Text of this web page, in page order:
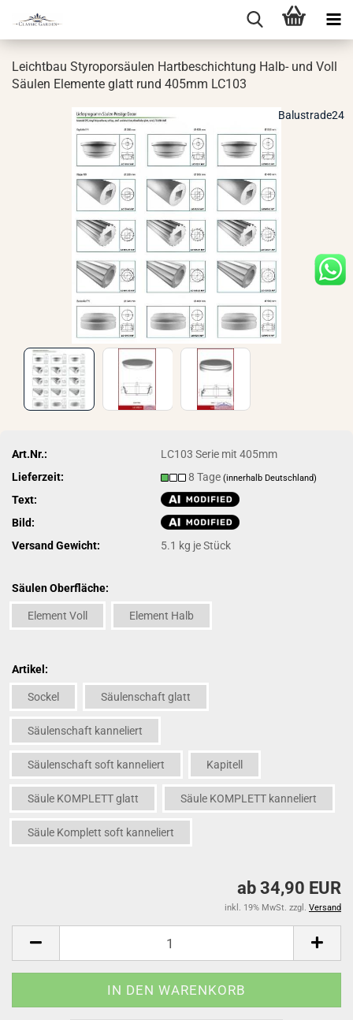
Leicht­bau Sty­ro­por­säu­len Hart­be­schich­tung Halb- und Voll
Säu­len Ele­men­te glatt rund 405mm LC103
Balustrade24
Art.Nr.:
LC103 Serie mit 405mm
Lieferzeit:
8 Tage(innerhalb Deutschland)
Text:
Bild:
Versand Gewicht:
5.1 kg je Stück
Säulen Oberfläche:
Element Voll Element Halb
Artikel:
Sockel Säulenschaft glatt
Säulenschaft kanneliert
Säulenschaft soft kanneliert Kapitell
Säule KOMPLETT glatt Säule KOMPLETT kanneliert
Säule Komplett soft kanneliert
ab 34,90 EUR
inkl. 19% MwSt. zzgl. Versand